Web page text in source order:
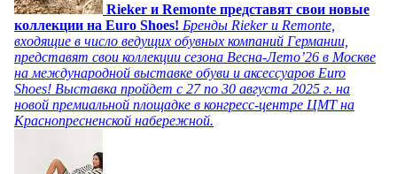
Rieker и Remonte представят свои новые
коллекции на Euro Shoes! Бренды Rieker и Remonte,
входящие в число ведущих обувных компаний Германии,
представят свои коллекции сезона Весна-Лето’26 в Москве
на международной выставке обуви и аксессуаров Euro
Shoes! Выставка пройдет c 27 по 30 августа 2025 г. на
новой премиальной площадке в конгресс-центре ЦМТ на
Краснопресненской набережной.